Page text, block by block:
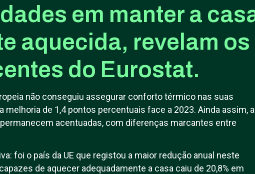
em manter a
aquecida, revelam os
do Eurostat.
não conseguiu assegurar conforto térmico nas suas
melhoria de 1,4 pontos percentuais face a 2023. Ainda assim,
acentuadas, com diferenças marcantes entre
foi o país da UE que registou a maior redução anual neste
de aquecer adequadamente a casa caiu de 20,8% em